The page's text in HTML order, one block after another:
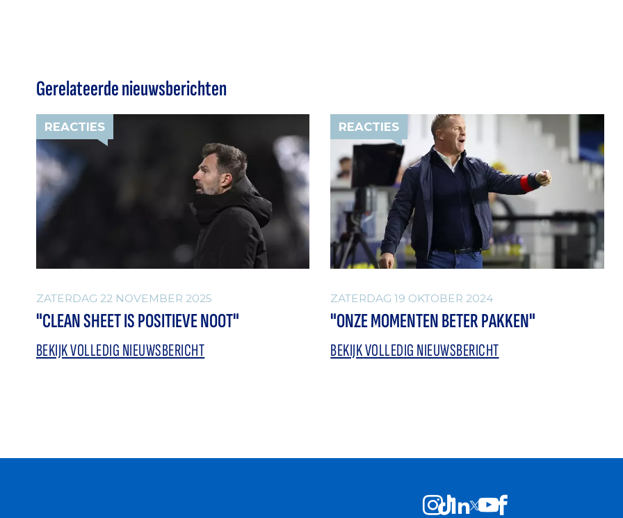
Gerelateerde nieuwsberichten
REACTIES
ZATERDAG 22 NOVEMBER 2025
"CLEAN SHEET IS POSITIEVE NOOT"
BEKIJK VOLLEDIG NIEUWSBERICHT
REACTIES
ZATERDAG 19 OKTOBER 2024
"ONZE MOMENTEN BETER PAKKEN"
BEKIJK VOLLEDIG NIEUWSBERICHT